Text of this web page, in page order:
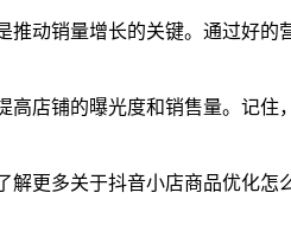
推动销量增长的关键。通过好
高店铺的曝光度和销售量。记
更多关于抖音小店商品优化怎